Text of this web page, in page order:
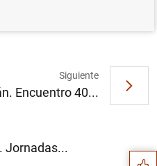
Jornadas...
Siguiente
Encuentro 40...
Sugerencias